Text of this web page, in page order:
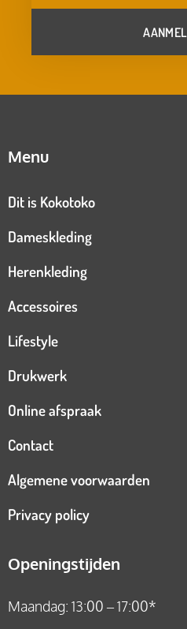
Menu
Dit is Kokotoko
Dameskleding
Herenkleding
Accessoires
Lifestyle
Drukwerk
Online afspraak
Contact
Algemene voorwaarden
Privacy policy
Openingstijden
Maandag: 13:00 – 17:00*